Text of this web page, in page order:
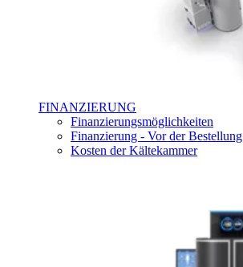
FINANZIERUNG
Finanzierungsmöglichkeiten
Finanzierung - Vor der Bestellung
Kosten der Kältekammer